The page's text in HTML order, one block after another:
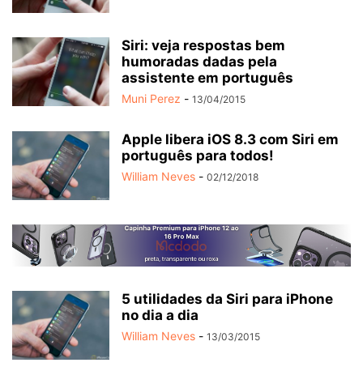
Siri: veja respostas bem
humoradas dadas pela
assistente em português
Muni Perez - 13/04/2015
Apple libera iOS 8.3 com Siri em
português para todos!
William Neves - 02/12/2018
5 utilidades da Siri para iPhone
no dia a dia
William Neves - 13/03/2015